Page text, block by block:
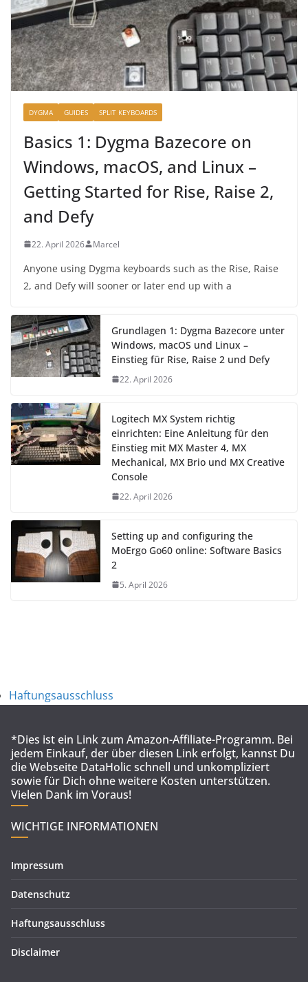
DYGMA GUIDES SPLIT KEYBOARDS
Basics 1: Dygma Bazecore on
Windows, macOS, and Linux –
Getting Started for Rise, Raise 2,
and Defy
22. April 2026 Marcel
Anyone using Dygma keyboards such as the Rise, Raise
2, and Defy will sooner or later end up with a
Grundlagen 1: Dygma Bazecore unter
Windows, macOS und Linux –
Einstieg für Rise, Raise 2 und Defy
22. April 2026
Logitech MX System richtig
einrichten: Eine Anleitung für den
Einstieg mit MX Master 4, MX
Mechanical, MX Brio und MX Creative
Console
22. April 2026
Setting up and configuring the
MoErgo Go60 online: Software Basics
2
5. April 2026
Haftungsausschluss
*Dies ist ein Link zum Amazon-Affiliate-Programm. Bei
jedem Einkauf, der über diesen Link erfolgt, kannst Du
die Webseite DataHolic schnell und unkompliziert
sowie für Dich ohne weitere Kosten unterstützen.
Vielen Dank im Voraus!
WICHTIGE INFORMATIONEN
Impressum
Datenschutz
Haftungsausschluss
Disclaimer